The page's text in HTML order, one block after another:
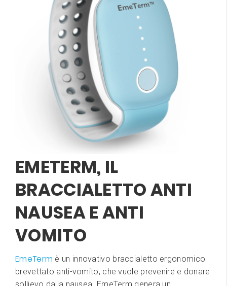
EMETERM, IL
BRACCIALETTO ANTI
NAUSEA E ANTI
VOMITO
EmeTerm è un innovativo braccialetto ergonomico
brevettato anti-vomito, che vuole prevenire e donare